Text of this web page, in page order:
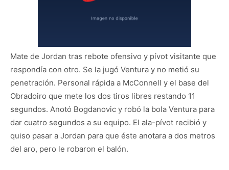
Mate de Jordan tras rebote ofensivo y pívot visitante que
respondía con otro. Se la jugó Ventura y no metió su
penetración. Personal rápida a McConnell y el base del
Obradoiro que mete los dos tiros libres restando 11
segundos. Anotó Bogdanovic y robó la bola Ventura para
dar cuatro segundos a su equipo. El ala-pívot recibió y
quiso pasar a Jordan para que éste anotara a dos metros
del aro, pero le robaron el balón.